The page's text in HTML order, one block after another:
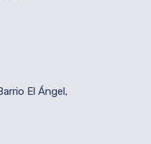
El Ángel,